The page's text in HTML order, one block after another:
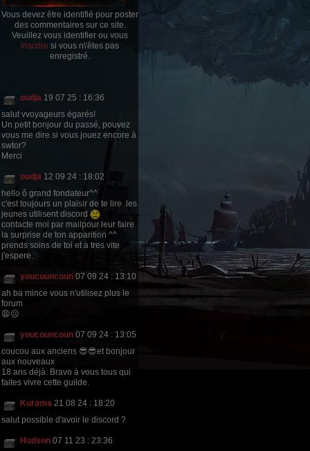
Vous devez être identifié pour poster
des commentaires sur ce site.
Veuillez vous identifier ou vous
inscrire si vous n\'êtes pas
enregistré.
oudja 19 07 25 : 16:36
salut vvoyageurs égarés!
Un petit bonjour du passé, pouvez
vous me dire si vous jouez encore à
swtor?
Merci
oudja 12 09 24 : 18:02
hello ô grand fondateur^^
c'est toujours un plaisir de te lire .les
jeunes utilisent discord
contacte moi par mailpour leur faire
la surprise de ton apparition ^^
prends soins de toi et a tres vite
j'espere.
youcouncoun 07 09 24 : 13:10
ah ba mince vous n'utilisez plus le
forum
😩☹
youcouncoun 07 09 24 : 13:05
coucou aux anciens 😎😎et bonjour
aux nouveaux
18 ans déjà. Bravo à vous tous qui
faites vivre cette guilde.
Kurama 21 08 24 : 18:20
salut possible d'avoir le discord ?
Hudson 07 11 23 : 23:36